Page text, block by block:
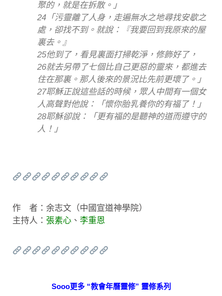
聚的，就是在拆散。」
24「污靈離了人身，走遍無水之地尋找安歇之
處，卻找不到。就說：『我要回到我原來的屋
裏去。』
25他到了，看見裏面打掃乾淨，修飾好了，
26就去另帶了七個比自己更惡的靈來，都進去
住在那裏。那人後來的景況比先前更壞了。」
27耶穌正說這些話的時候，眾人中間有一個女
人高聲對他說：「懷你胎乳養你的有福了！」
28耶穌卻說：「更有福的是聽神的道而遵守的
人！」
作 者：余志文（中國宣道神學院）
主持人： 張素心 、 李重恩
Sooo更多 “教會年曆靈修” 靈修系列